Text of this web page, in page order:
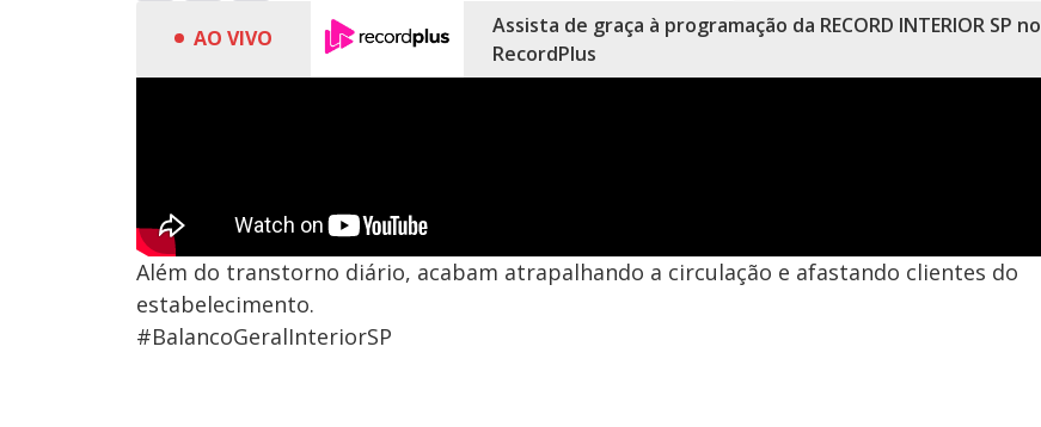
Opens in new window
AO VIVO
Assista de graça à programação da RECORD INTERIOR SP no
RecordPlus
Além do transtorno diário, acabam atrapalhando a circulação e afastando clientes do
estabelecimento.
#BalancoGeralInteriorSP